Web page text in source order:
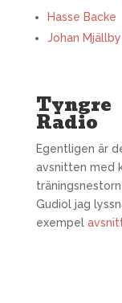
Hasse Backe
Johan Mjällby
Tyngre
Radio
Egentligen är
avsnitten med
Gudiol jag
exempel